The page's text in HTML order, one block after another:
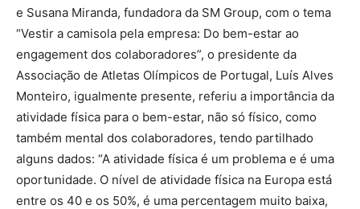
e Susana Miranda, fundadora da SM Group, com o tema
“Vestir a camisola pela empresa: Do bem-estar ao
engagement dos colaboradores”, o presidente da
Associação de Atletas Olímpicos de Portugal, Luís Alves
Monteiro, igualmente presente, referiu a importância da
atividade física para o bem-estar, não só físico, como
também mental dos colaboradores, tendo partilhado
alguns dados: “A atividade física é um problema e é uma
oportunidade. O nível de atividade física na Europa está
entre os 40 e os 50%, é uma percentagem muito baixa,